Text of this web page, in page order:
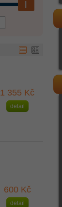
1 355 Kč
detail
600 Kč
detail